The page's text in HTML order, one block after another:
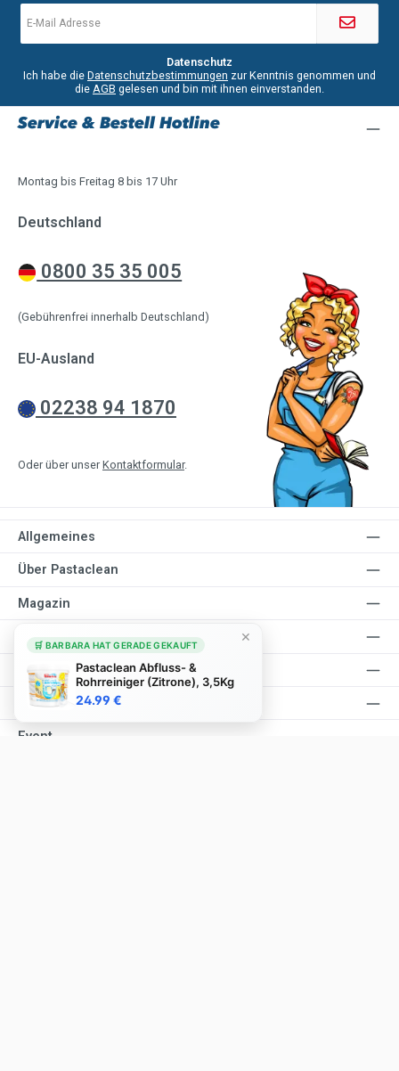
Mail-
*
Datenschutz
Ich habe die Datenschutzbestimmungen zur Kenntnis genommen und
die AGB gelesen und bin mit ihnen einverstanden.
Service & Bestell Hotline
Montag bis Freitag 8 bis 17 Uhr
Deutschland
0800 35 35 005
(Gebührenfrei innerhalb Deutschland)
EU-Ausland
02238 94 1870
Oder über unser Kontaktformular.
Allgemeines
Über Pastaclean
Magazin
Mein Konto
Verdiene mit uns Geld
Podcast
Event
🛒 BARBARA HAT GERADE GEKAUFT
Pastaclean Abfluss- &
Rohrreiniger (Zitrone), 3,5Kg
24.99 €
×